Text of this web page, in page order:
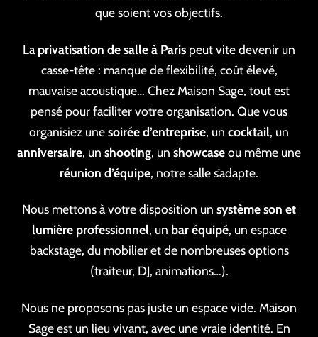
que soient vos objectifs.
La privatisation de salle à Paris peut vite devenir un
casse-tête : manque de flexibilité, coût élevé,
mauvaise acoustique… Chez Maison Sage, tout est
pensé pour faciliter votre organisation. Que vous
organisiez unesoirée d’entreprise, un cocktail, un
anniversaire, un shooting, un showcaseou même une
réunion d’équipe, notre salle s’adapte.
Nous mettons à votre disposition un système son et
lumière professionnel, un bar équipé, un espace
backstage, du mobilier et de nombreuses options
(traiteur, DJ, animations…).
Nous ne proposons pas juste un espace vide. Maison
Sage est un lieu vivant, avec une vraie identité. En